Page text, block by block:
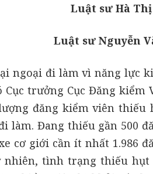
Luật sư Hà
Luật sư Nguyễn
ngoại đi làm vì năng lực
trưởng Cục Đăng kiểm
đăng kiểm viên thiếu
làm. Đang thiếu gần 500
cơ giới cần ít nhất 1.986
nhiên, tình trạng thiếu